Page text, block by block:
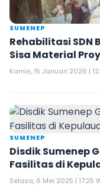
SUMENEP
Rehabilitasi SDN
Sisa Material
Kamis, 15 Januari 2026 |
SUMENEP
Disdik Sumenep
Fasilitas di
Selasa, 6 Mei 2025 | 17:25